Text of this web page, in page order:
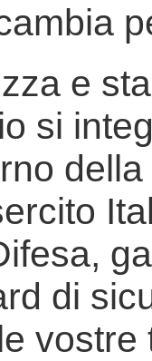
e
si
di
vostre